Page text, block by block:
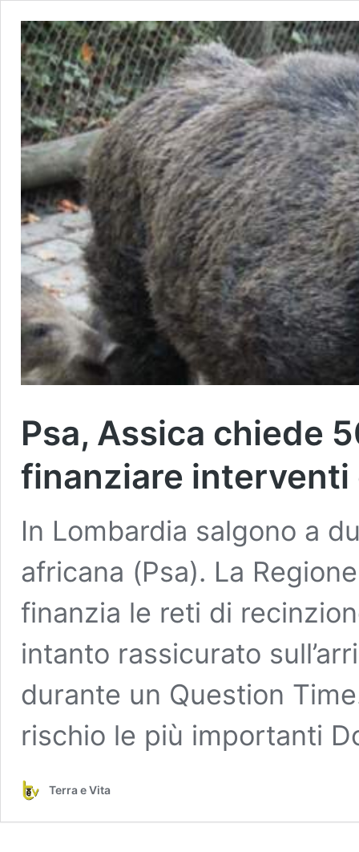
Psa, Assica chiede
finanziare
In Lombardia salgono a
africana (Psa). La
finanzia le reti di
intanto rassicurato
durante un Question
rischio le più importanti
Terra e Vita